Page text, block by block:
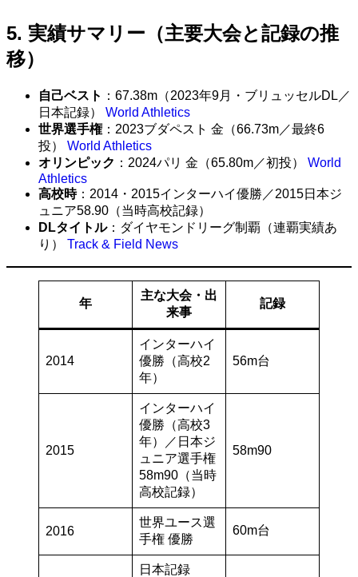
5. 実績サマリー（主要大会と記録の推
移）
自己ベスト ：67.38m（2023年9月・ブリュッセルDL／
日本記録） World Athletics
世界選手権：2023ブダペスト 金（66.73m／最終6
投） World Athletics
オリンピック ：2024パリ 金（65.80m／初投） World
Athletics
高校時：2014・2015インターハイ優勝／2015日本ジ
ュニア58.90（当時高校記録）
DLタイトル：ダイヤモンドリーグ制覇（連覇実績あ
り） Track & Field News
年
主な大会・出
来事
記録
2014
インターハイ
優勝（高校2
年）
56m台
2015
インターハイ
優勝（高校3
年）／日本ジ
ュニア選手権
58m90（当時
高校記録）
58m90
2016
世界ユース選
手権 優勝
60m台
日本記録